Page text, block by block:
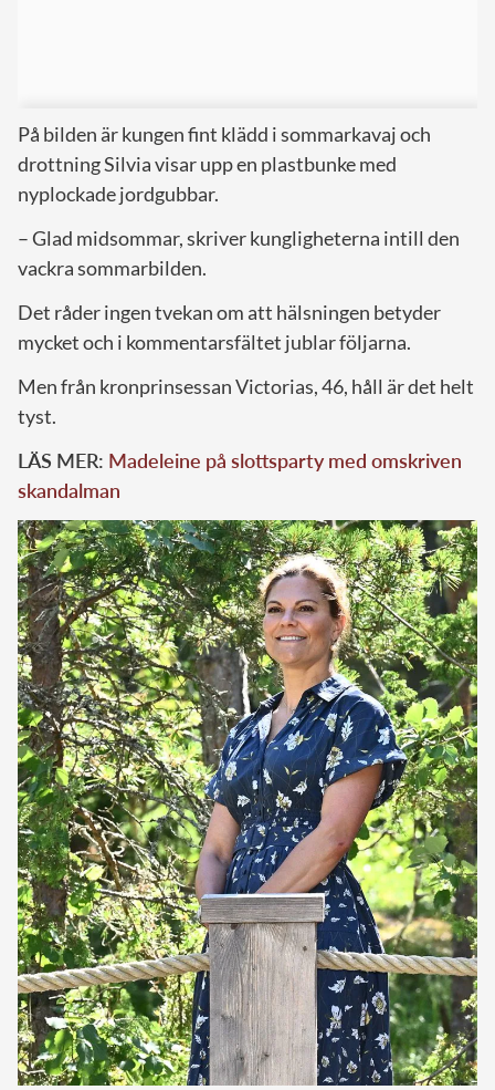
På bilden är kungen fint klädd i sommarkavaj och
drottning Silvia visar upp en plastbunke med
nyplockade jordgubbar.
– Glad midsommar, skriver kungligheterna intill den
vackra sommarbilden.
Det råder ingen tvekan om att hälsningen betyder
mycket och i kommentarsfältet jublar följarna.
Men från kronprinsessan Victorias, 46, håll är det helt
tyst.
LÄS MER: Madeleine på slottsparty med omskriven
skandalman